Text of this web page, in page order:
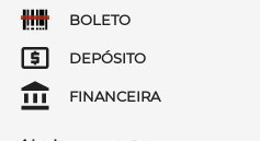
BOLETO
DEPÓSITO
FINANCEIRA